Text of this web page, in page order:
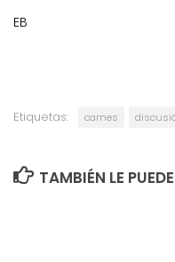
EB
Etiquetas: carnes
TAMBIÉN LE